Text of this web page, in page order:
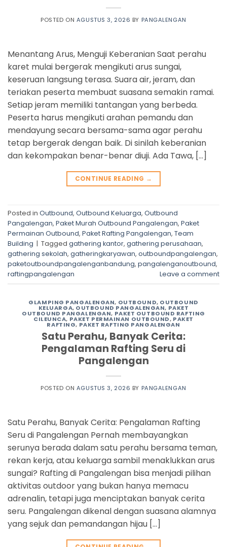
POSTED ON AGUSTUS 3, 2026 BY PANGALENGAN
Menantang Arus, Menguji Keberanian Saat perahu
karet mulai bergerak mengikuti arus sungai,
keseruan langsung terasa. Suara air, jeram, dan
teriakan peserta membuat suasana semakin ramai.
Setiap jeram memiliki tantangan yang berbeda.
Peserta harus mengikuti arahan pemandu dan
mendayung secara bersama-sama agar perahu
tetap bergerak dengan baik. Di sinilah keberanian
dan kekompakan benar-benar diuji. Ada Tawa, […]
CONTINUE READING →
Posted in Outbound, Outbound Keluarga, Outbound
Pangalengan, Paket Murah Outbound Pangalengan, Paket
Permainan Outbound, Paket Rafting Pangalengan, Team
Building | Tagged gathering kantor, gathering perusahaan,
gathering sekolah, gatheringkaryawan, outboundpangalengan,
paketoutboundpangalenganbandung, pangalenganoutbound,
raftingpangalengan
Leave a comment
GLAMPING PANGALENGAN, OUTBOUND, OUTBOUND
KELUARGA, OUTBOUND PANGALENGAN, PAKET
OUTBOUND PANGALENGAN, PAKET OUTBOUND RAFTING
CILEUNCA, PAKET PERMAINAN OUTBOUND, PAKET
RAFTING, PAKET RAFTING PANGALENGAN
Satu Perahu, Banyak Cerita:
Pengalaman Rafting Seru di
Pangalengan
POSTED ON AGUSTUS 3, 2026 BY PANGALENGAN
Satu Perahu, Banyak Cerita: Pengalaman Rafting
Seru di Pangalengan Pernah membayangkan
serunya berada dalam satu perahu bersama teman,
rekan kerja, atau keluarga sambil menaklukkan arus
sungai? Rafting di Pangalengan bisa menjadi pilihan
aktivitas outdoor yang bukan hanya memacu
adrenalin, tetapi juga menciptakan banyak cerita
seru. Pangalengan dikenal dengan suasana alamnya
yang sejuk dan pemandangan hijau […]